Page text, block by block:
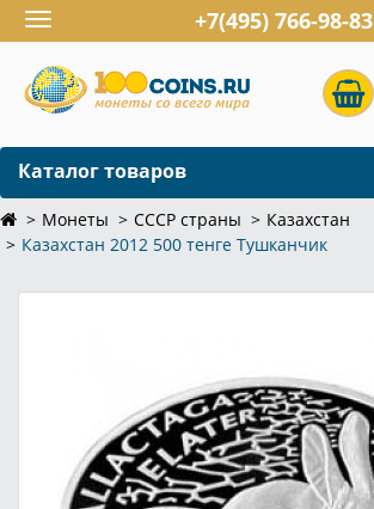
Toggle
navigation
+7(495) 766-98-83
Каталог товаров
Монеты СССР страны
Казахстан
Казахстан 2012 500 тенге Тушканчик